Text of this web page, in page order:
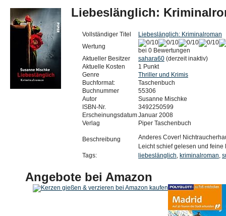
Liebeslänglich:
Vollständiger Titel
Liebeslänglich: Kriminalroman
Wertung
bei 0 Bewertungen
Aktueller Besitzer
sahara60 (derzeit inaktiv)
Aktuelle Kosten
1 Punkt
Genre
Thriller und Krimis
Buchformat:
Taschenbuch
Buchnummer
55306
Autor
Susanne Mischke
ISBN-Nr.
3492250599
ErscheinungsdatumJanuar 2008
Verlag
Piper Taschenbuch
Beschreibung
Anderes Cover!
Leicht schief gelesen und feine
Tags:
liebeslänglich, kriminalroman,
Angebote bei Amazon